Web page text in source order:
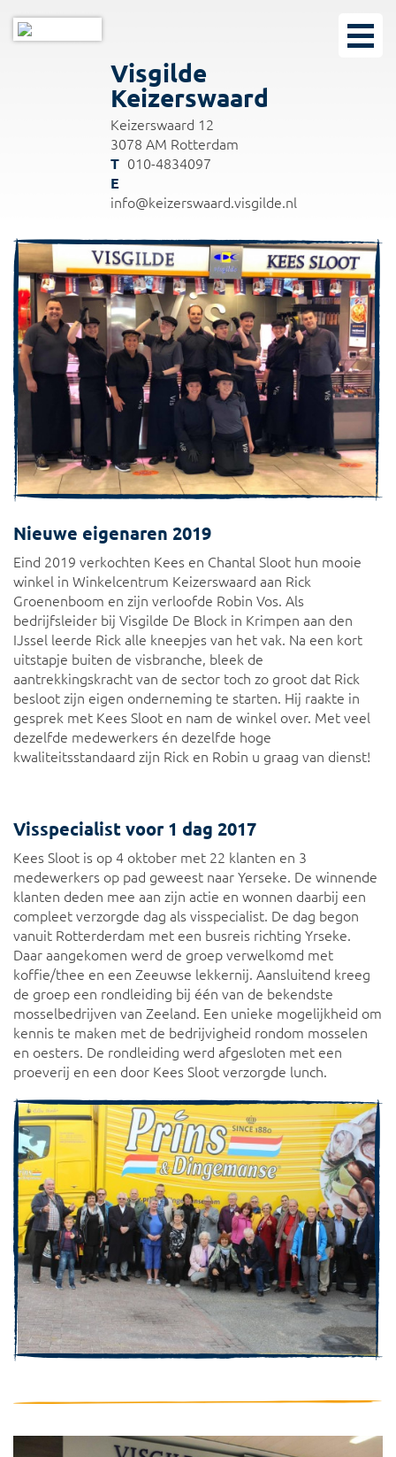
Visgilde
Keizerswaard
Keizerswaard 12
3078 AM Rotterdam
010-4834097
info@keizerswaard.visgilde.nl
Nieuwe eigenaren 2019
Eind 2019 verkochten Kees en Chantal Sloot hun mooie
winkel in Winkelcentrum Keizerswaard aan Rick
Groenenboom en zijn verloofde Robin Vos. Als
bedrijfsleider bij Visgilde De Block in Krimpen aan den
IJssel leerde Rick alle kneepjes van het vak. Na een kort
uitstapje buiten de visbranche, bleek de
aantrekkingskracht van de sector toch zo groot dat Rick
besloot zijn eigen onderneming te starten. Hij raakte in
gesprek met Kees Sloot en nam de winkel over. Met veel
dezelfde medewerkers én dezelfde hoge
kwaliteitsstandaard zijn Rick en Robin u graag van dienst!
Visspecialist voor 1 dag 2017
Kees Sloot is op 4 oktober met 22 klanten en 3
medewerkers op pad geweest naar Yerseke. De winnende
klanten deden mee aan zijn actie en wonnen daarbij een
compleet verzorgde dag als visspecialist. De dag begon
vanuit Rotterderdam met een busreis richting Yrseke.
Daar aangekomen werd de groep verwelkomd met
koffie/thee en een Zeeuwse lekkernij. Aansluitend kreeg
de groep een rondleiding bij één van de bekendste
mosselbedrijven van Zeeland. Een unieke mogelijkheid om
kennis te maken met de bedrijvigheid rondom mosselen
en oesters. De rondleiding werd afgesloten met een
proeverij en een door Kees Sloot verzorgde lunch.